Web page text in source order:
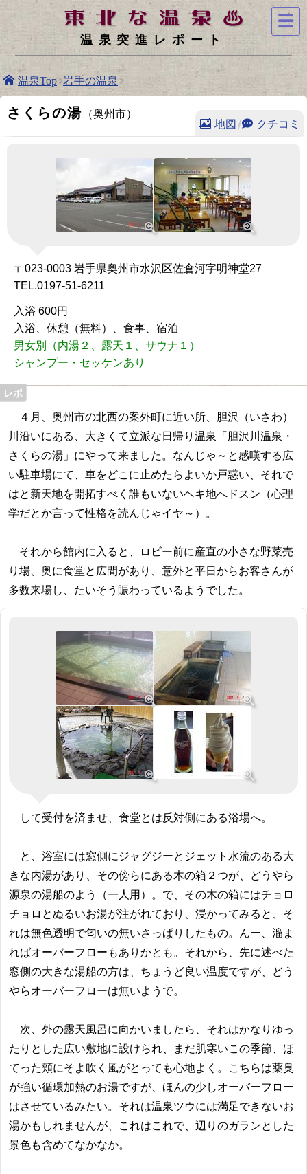
温泉突進レポート
温泉Top 岩手の温泉
さくらの湯 （奥州市）
地図 / クチコミ
〒023-0003 岩手県奥州市水沢区佐倉河字明神堂27
TEL.0197-51-6211
入浴 600円
入浴、休憩（無料）、食事、宿泊
男女別（内湯２、露天１、サウナ１）
シャンプー・セッケンあり
４月、奥州市の北西の案外町に近い所、胆沢（いさわ）
川沿いにある、大きくて立派な日帰り温泉「胆沢川温泉・
さくらの湯」にやって来ました。なんじゃ～と感嘆する広
い駐車場にて、車をどこに止めたらよいか戸惑い、それで
はと新天地を開拓すべく誰もいないヘキ地へドスン（心理
学だとか言って性格を読んじゃイヤ～）。
それから館内に入ると、ロビー前に産直の小さな野菜売
り場、奥に食堂と広間があり、意外と平日からお客さんが
多数来場し、たいそう賑わっているようでした。
して受付を済ませ、食堂とは反対側にある浴場へ。
と、浴室には窓側にジャグジーとジェット水流のある大
きな内湯があり、その傍らにある木の箱２つが、どうやら
源泉の湯船のよう（一人用）。で、その木の箱にはチョロ
チョロとぬるいお湯が注がれており、浸かってみると、そ
れは無色透明で匂いの無いさっぱりしたもの。んー、溜ま
ればオーバーフローもありかとも。それから、先に述べた
窓側の大きな湯船の方は、ちょうど良い温度ですが、どう
やらオーバーフローは無いようで。
次、外の露天風呂に向かいましたら、それはかなりゆっ
たりとした広い敷地に設けられ、まだ肌寒いこの季節、ほ
てった頬にそよ吹く風がとっても心地よく。こちらは薬臭
が強い循環加熱のお湯ですが、ほんの少しオーバーフロー
はさせているみたい。それは温泉ツウには満足できないお
湯かもしれませんが、これはこれで、辺りのガランとした
景色も含めてなかなか。
☰